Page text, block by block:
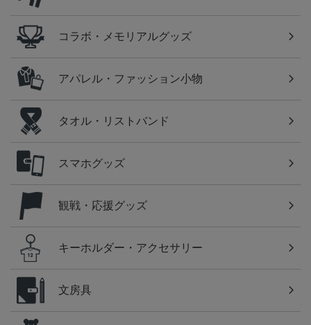
コラボ・メモリアルグッズ
アパレル・ファッション小物
タオル・リストバンド
スマホグッズ
観戦・応援グッズ
キーホルダー・アクセサリー
文房具